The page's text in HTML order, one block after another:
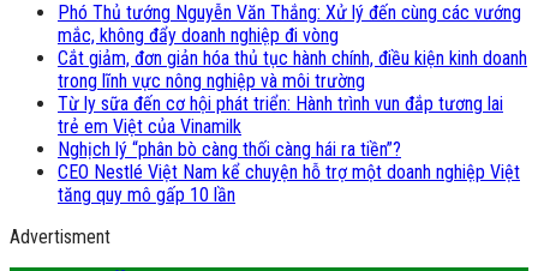
Phó Thủ tướng Nguyễn Văn Thắng: Xử lý đến cùng các vướng
mắc, không đẩy doanh nghiệp đi vòng
Cắt giảm, đơn giản hóa thủ tục hành chính, điều kiện kinh doanh
trong lĩnh vực nông nghiệp và môi trường
Từ ly sữa đến cơ hội phát triển: Hành trình vun đắp tương lai
trẻ em Việt của Vinamilk
Nghịch lý “phân bò càng thối càng hái ra tiền”?
CEO Nestlé Việt Nam kể chuyện hỗ trợ một doanh nghiệp Việt
tăng quy mô gấp 10 lần
Advertisment